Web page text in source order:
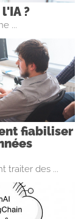
?
...
fiabiliser
traiter des ...